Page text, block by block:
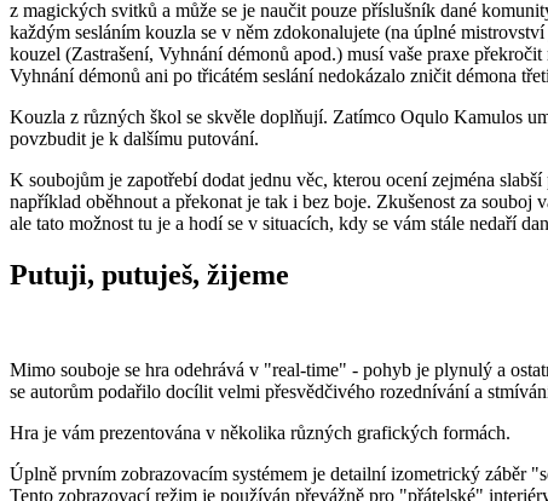
z magických svitků a může se je naučit pouze příslušník dané
každým sesláním kouzla se v něm zdokonalujete (na úplné
kouzel (Zastrašení, Vyhnání démonů apod.) musí vaše praxe
Vyhnání démonů ani po třicátém seslání nedokázalo zničit démona
Kouzla z různých škol se skvěle doplňují. Zatímco Oqulo Kamulos
povzbudit je k dalšímu putování.
K soubojům je zapotřebí dodat jednu věc, kterou ocení zejména
například oběhnout a překonat je tak i bez boje. Zkušenost za
ale tato možnost tu je a hodí se v situacích, kdy se vám stále nedaří
Putuji, putuješ, žijeme
Mimo souboje se hra odehrává v "real-time" - pohyb je plynulý a
se autorům podařilo docílit velmi přesvědčivého rozednívání a
Hra je vám prezentována v několika různých grafických formách.
Úplně prvním zobrazovacím systémem je detailní izometrický záběr
Tento zobrazovací režim je používán převážně pro "přátelské"